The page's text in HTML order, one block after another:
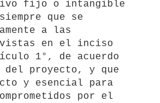
fijo o intangible
que se
a las
en el inciso
1°, de acuerdo
proyecto, y que
y esencial para
por el